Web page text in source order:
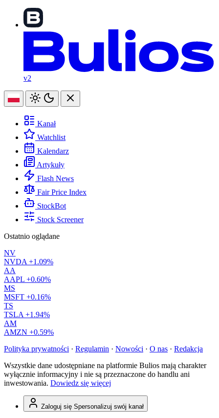
v2
Kanał
Watchlist
Kalendarz
Artykuły
Flash News
Fair Price Index
StockBot
Stock Screener
Ostatnio oglądane
NV
NVDA +1.09%
AA
AAPL +0.60%
MS
MSFT +0.16%
TS
TSLA +1.94%
AM
AMZN +0.59%
Polityka prywatności · Regulamin · Nowości · O nas · Redakcja
Wszystkie dane udostępniane na platformie Bulios mają charakter
wyłącznie informacyjny i nie są przeznaczone do handlu ani
inwestowania. Dowiedz się więcej
Zaloguj się Spersonalizuj swój kanał